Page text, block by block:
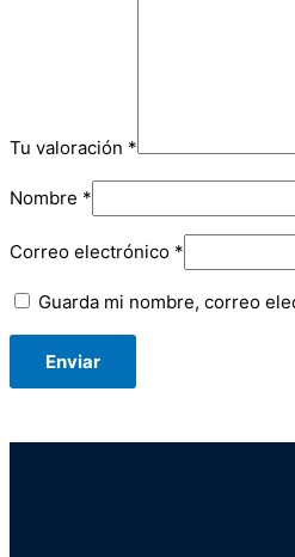
Tu valoración *
Nombre *
Correo electrónico *
Guarda mi nombre, correo